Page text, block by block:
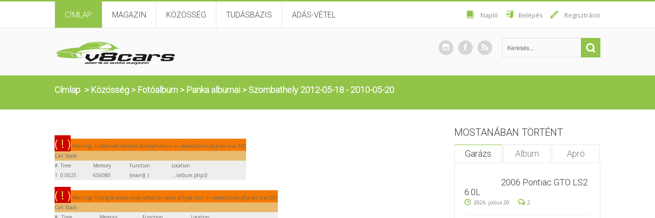
CÍMLAP MAGAZIN KÖZÖSSÉG TUDÁSBÁZIS ADÁS-VÉTEL Napló Belépés Regisztráció
Címlap > Közösség > Fotóalbum > Panka albumai >Szombathely 2012-05-18 - 2010-05-20
( ! ) Warning: Undefined variable $nicephotourl in /web/album.php on line 385
Call Stack
# Time Memory Function
Location
1 0.0025 656080 {main}( ) .../album.php:0
( ! ) Warning: Trying to access array offset on value of type null in /web/album.php on line 385
Call Stack
MOSTANÁBAN TÖRTÉNT
Garázs Album Apró
2006 Pontiac GTO LS2
6.0L
2026. július 20. 2